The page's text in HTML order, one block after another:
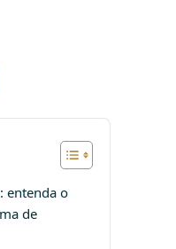
entenda o
de